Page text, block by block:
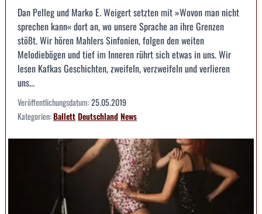
Dan Pelleg und Marko E. Weigert setzten mit »Wovon man nicht
sprechen kann« dort an, wo unsere Sprache an ihre Grenzen
stößt. Wir hören Mahlers Sinfonien, folgen den weiten
Melodiebögen und tief im Inneren rührt sich etwas in uns. Wir
lesen Kafkas Geschichten, zweifeln, verzweifeln und verlieren
uns...
Veröffentlichungsdatum:25.05.2019
Kategorien:BallettDeutschlandNews